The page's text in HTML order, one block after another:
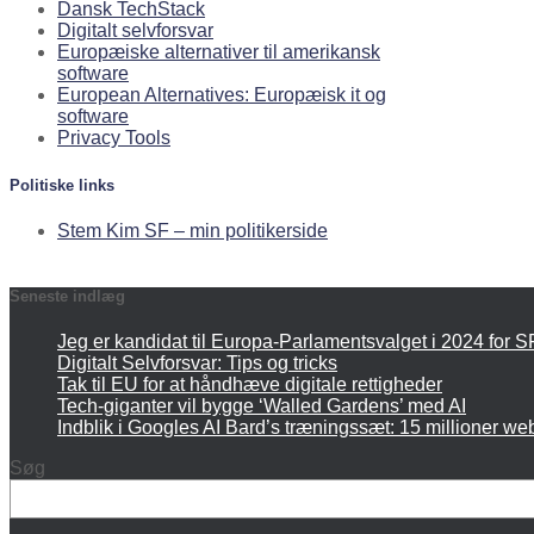
Dansk TechStack
Digitalt selvforsvar
Europæiske alternativer til amerikansk
software
European Alternatives: Europæisk it og
software
Privacy Tools
Politiske links
Stem Kim SF – min politikerside
Seneste indlæg
Jeg er kandidat til Europa-Parlamentsvalget i 2024 for
Digitalt Selvforsvar: Tips og tricks
Tak til EU for at håndhæve digitale rettigheder
Tech-giganter vil bygge ‘Walled Gardens’ med AI
Indblik i Googles AI Bard’s træningssæt: 15 millioner
Søg